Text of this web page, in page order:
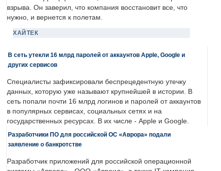
взрыва. Он заверил, что компания восстановит все, что
нужно, и вернется к полетам.
ХАЙТЕК
В сеть утекли 16 млрд паролей от аккаунтов Apple, Google и
других сервисов
Специалисты зафиксировали беспрецедентную утечку
данных, которую уже называют крупнейшей в истории. В
сеть попали почти 16 млрд логинов и паролей от аккаунтов
в популярных сервисах, социальных сетях и на
государственных ресурсах. В их числе - Apple и Google.
Разработчики ПО для российской ОС «Аврора» подали
заявление о банкротстве
Разработчик приложений для российской операционной